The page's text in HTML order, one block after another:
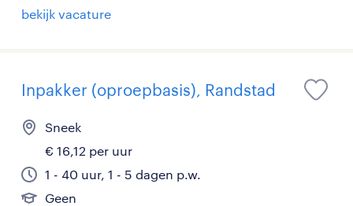
bekijk vacature
Inpakker (oproepbasis), Randstad
Sneek
€ 16,12 per uur
1 - 40 uur, 1 - 5 dagen p.w.
Geen